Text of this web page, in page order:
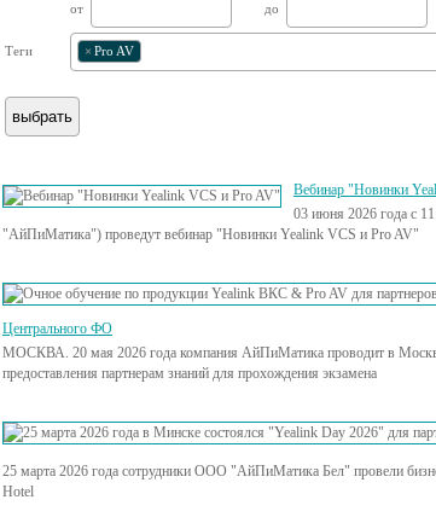
от до
Теги × Pro AV
Вебинар "Новинки
03 июня 2026 года с
"АйПиМатика") проведут вебинар "Новинки Yealink VCS и Pro AV"
Центрального ФО
МОСКВА. 20 мая 2026 года компания АйПиМатика проводит в
предоставления партнерам знаний для прохождения экзамена
25 марта 2026 года сотрудники ООО "АйПиМатика Бел" провели
Hotel